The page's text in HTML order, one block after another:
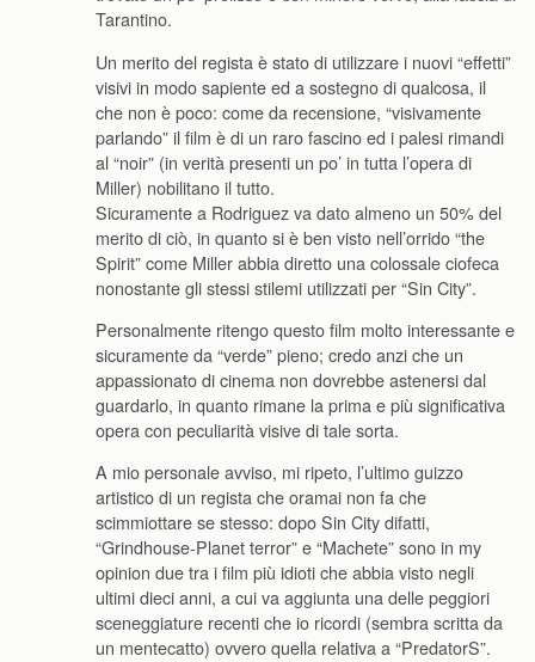
Tarantino.
Un merito del regista è stato di utilizzare i nuovi “effetti”
visivi in modo sapiente ed a sostegno di qualcosa, il
che non è poco: come da recensione, “visivamente
parlando” il film è di un raro fascino ed i palesi rimandi
al “noir” (in verità presenti un po’ in tutta l’opera di
Miller) nobilitano il tutto.
Sicuramente a Rodriguez va dato almeno un 50% del
merito di ciò, in quanto si è ben visto nell’orrido “the
Spirit” come Miller abbia diretto una colossale ciofeca
nonostante gli stessi stilemi utilizzati per “Sin City”.
Personalmente ritengo questo film molto interessante e
sicuramente da “verde” pieno; credo anzi che un
appassionato di cinema non dovrebbe astenersi dal
guardarlo, in quanto rimane la prima e più significativa
opera con peculiarità visive di tale sorta.
A mio personale avviso, mi ripeto, l’ultimo guizzo
artistico di un regista che oramai non fa che
scimmiottare se stesso: dopo Sin City difatti,
“Grindhouse-Planet terror” e “Machete” sono in my
opinion due tra i film più idioti che abbia visto negli
ultimi dieci anni, a cui va aggiunta una delle peggiori
sceneggiature recenti che io ricordi (sembra scritta da
un mentecatto) ovvero quella relativa a “PredatorS”.